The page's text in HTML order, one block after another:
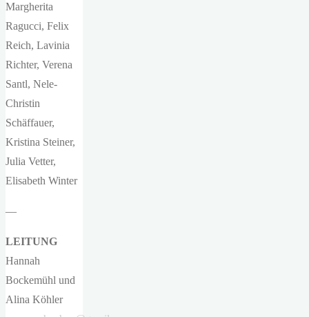
Margherita
Ragucci, Felix
Reich, Lavinia
Richter, Verena
Santl, Nele-
Christin
Schäffauer,
Kristina Steiner,
Julia Vetter,
Elisabeth Winter
—
LEITUNG
Hannah
Bockemühl und
Alina Köhler